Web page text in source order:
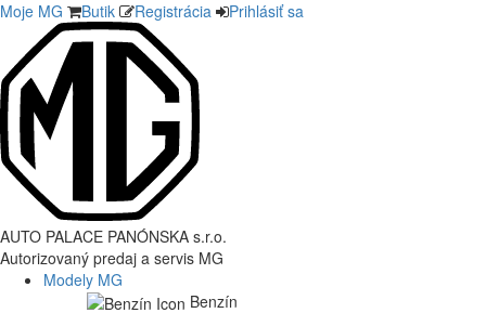
Moje MG Butik Registrácia Prihlásiť sa
AUTO PALACE PANÓNSKA s.r.o.
Autorizovaný predaj a servis MG
Modely MG
Benzín